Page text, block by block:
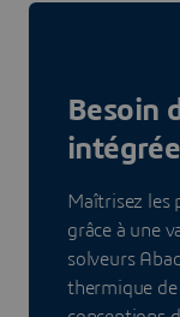
Besoin
Maîtrisez les
grâce à une
solveurs
thermique